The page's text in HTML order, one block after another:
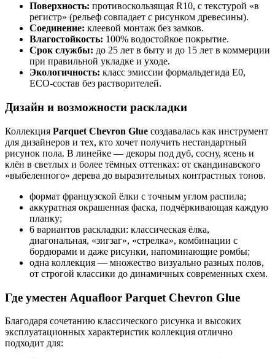
Поверхность: противоскользящая R10, с текстурой «в
регистр» (рельеф совпадает с рисунком древесины).
Соединение: клеевой монтаж без замков.
Влагостойкость: 100% водостойкое покрытие.
Срок службы: до 25 лет в быту и до 15 лет в коммерции
при правильной укладке и уходе.
Экологичность: класс эмиссии формальдегида E0,
ECO-состав без растворителей.
Дизайн и возможности раскладки
Коллекция Parquet Chevron Glue создавалась как инструмент
для дизайнеров и тех, кто хочет получить нестандартный
рисунок пола. В линейке — декоры под дуб, сосну, ясень и
клён в светлых и более тёмных оттенках: от скандинавского
«выбеленного» дерева до выразительных контрастных тонов.
формат французской ёлки с точным углом распила;
аккуратная окрашенная фаска, подчёркивающая каждую
планку;
6 вариантов раскладки: классическая ёлка,
диагональная, «зигзаг», «стрелка», комбинации с
бордюрами и даже рисунки, напоминающие ромбы;
одна коллекция — множество визуально разных полов,
от строгой классики до динамичных современных схем.
Где уместен Aquafloor Parquet Chevron Glue
Благодаря сочетанию классического рисунка и высоких
эксплуатационных характеристик коллекция отлично
подходит для: